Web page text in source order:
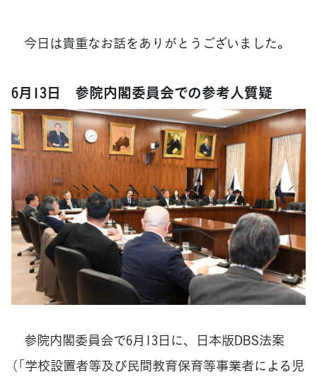
今日は貴重なお話をありがとうございました。
6月13日 参院内閣委員会での参考人質疑
参院内閣委員会で6月13日に、日本版DBS法案
（「学校設置者等及び民間教育保育等事業者による児